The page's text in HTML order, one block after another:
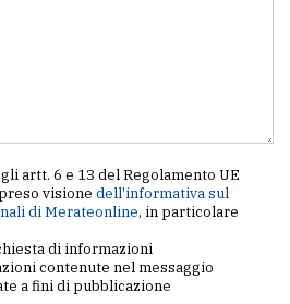
artt. 6 e 13 del Regolamento UE
visione dell'informativa sul
di Merateonline, in particolare
di informazioni
contenute nel messaggio
a fini di pubblicazione